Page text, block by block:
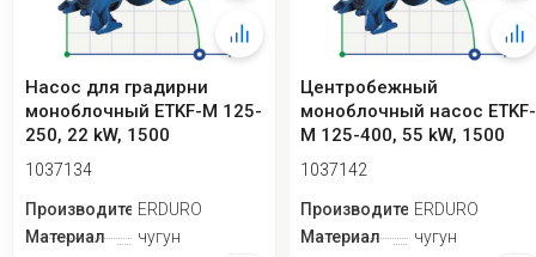
Насос для градирни
моноблочный ETKF-M 125-
250, 22 kW, 1500
1037134
ПроизводительERDURO
Материал
чугун
Центробежный
моноблочный насос ETKF-
M 125-400, 55 kW, 1500
1037142
ПроизводительERDURO
Материал
чугун